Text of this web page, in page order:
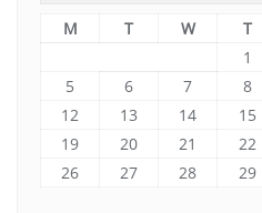
M T W T
1
5
6 7 8
12
13 14 15
19
20 21 22
26
27 28 29